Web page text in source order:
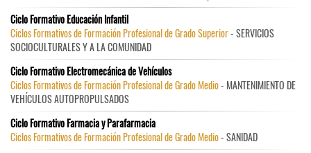
Ciclo Formativo Educación Infantil
Ciclos Formativos de Formación Profesional de Grado Superior- SERVICIOS
SOCIOCULTURALES Y A LA COMUNIDAD
Ciclo Formativo Electromecánica de Vehículos
Ciclos Formativos de Formación Profesional de Grado Medio- MANTENIMIENTO DE
VEHÍCULOS AUTOPROPULSADOS
Ciclo Formativo Farmacia y Parafarmacia
Ciclos Formativos de Formación Profesional de Grado Medio- SANIDAD